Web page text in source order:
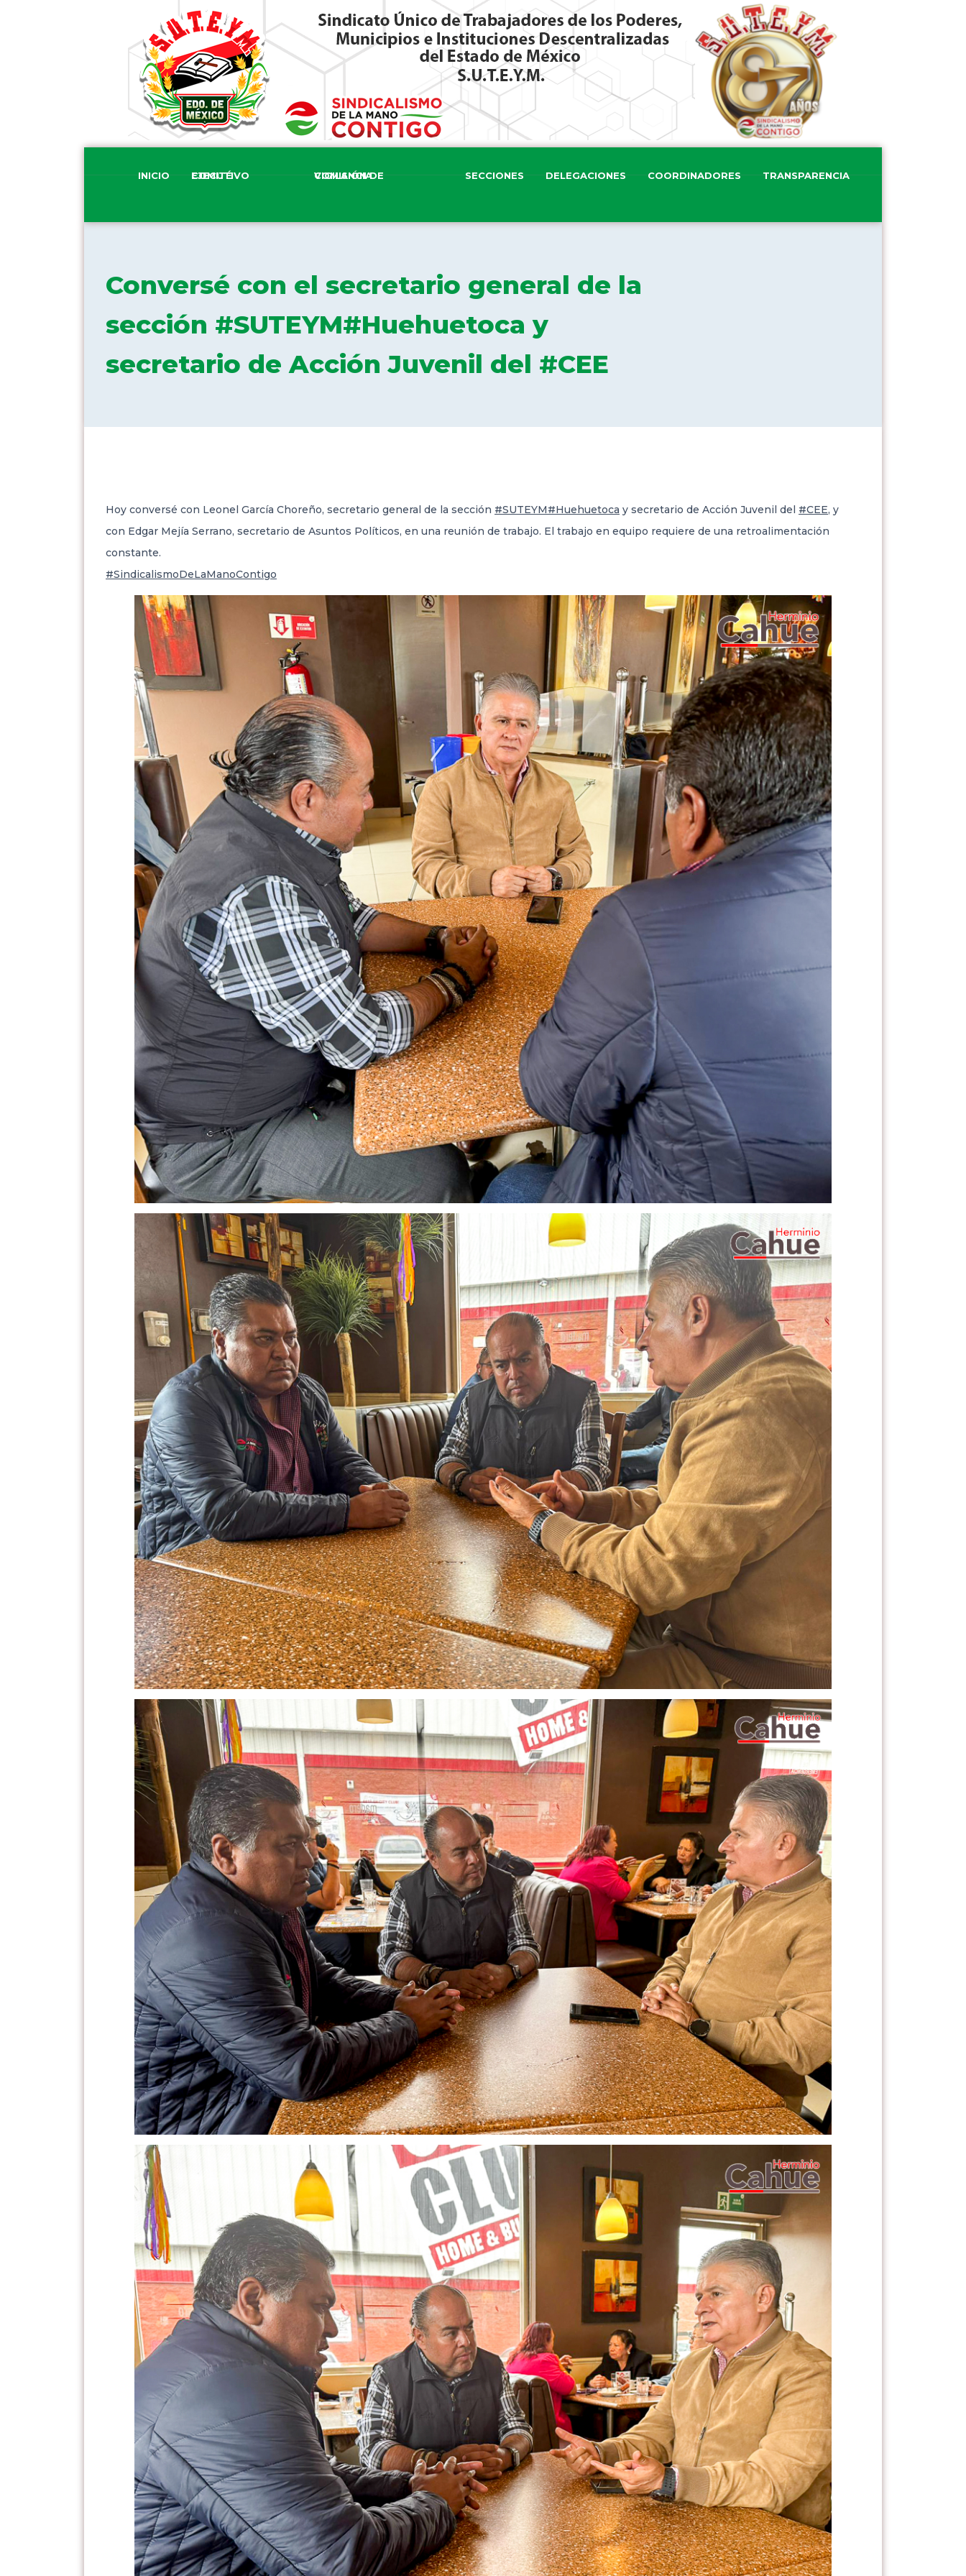
INICIO COMITÉ EJECUTIVO COMISIÓN DE VIGILANCIA SECCIONES DELEGACIONES COORDINADORES TRANSPARENCIA
Conversé con el secretario general de la
sección #SUTEYM#Huehuetoca y
secretario de Acción Juvenil del #CEE
Hoy conversé con Leonel García Choreño, secretario general de la sección #SUTEYM#Huehuetoca y secretario de Acción Juvenil del #CEE, y
con Edgar Mejía Serrano, secretario de Asuntos Políticos, en una reunión de trabajo. El trabajo en equipo requiere de una retroalimentación
constante.
#SindicalismoDeLaManoContigo